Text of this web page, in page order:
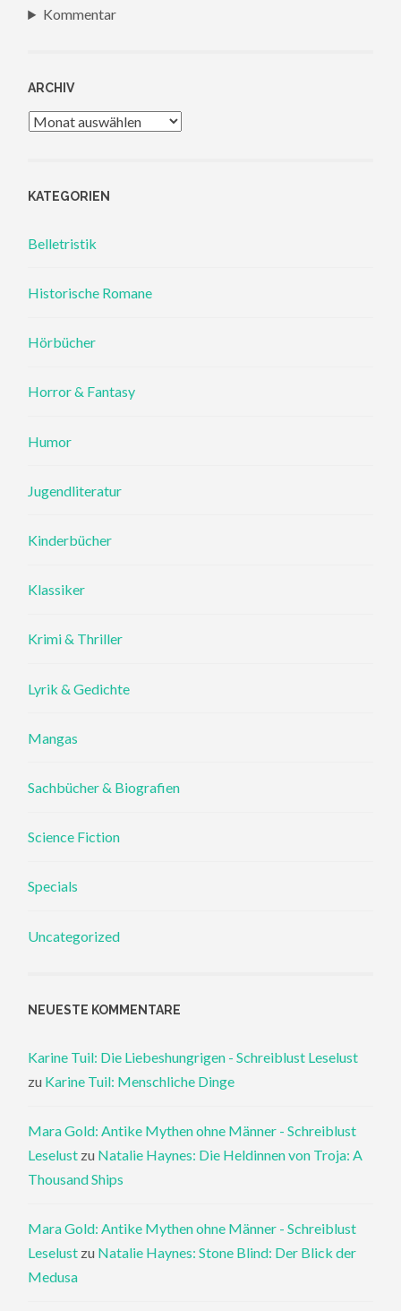
Kommentar
ARCHIV
Archiv
KATEGORIEN
Belletristik
Historische Romane
Hörbücher
Horror & Fantasy
Humor
Jugendliteratur
Kinderbücher
Klassiker
Krimi & Thriller
Lyrik & Gedichte
Mangas
Sachbücher & Biografien
Science Fiction
Specials
Uncategorized
NEUESTE KOMMENTARE
Karine Tuil: Die Liebeshungrigen - Schreiblust Leselust
zu Karine Tuil: Menschliche Dinge
Mara Gold: Antike Mythen ohne Männer - Schreiblust
Leselust zu Natalie Haynes: Die Heldinnen von Troja: A
Thousand Ships
Mara Gold: Antike Mythen ohne Männer - Schreiblust
Leselust zu Natalie Haynes: Stone Blind: Der Blick der
Medusa